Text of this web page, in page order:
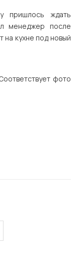
пришлось ждать
менеджер после
на кухне под новый
фото